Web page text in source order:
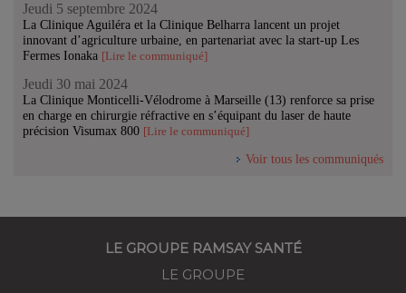
Jeudi 5 septembre 2024
La Clinique Aguiléra et la Clinique Belharra lancent un projet
innovant d’agriculture urbaine, en partenariat avec la start-up Les
Fermes Ionaka [Lire le communiqué]
Jeudi 30 mai 2024
La Clinique Monticelli-Vélodrome à Marseille (13) renforce sa prise
en charge en chirurgie réfractive en s’équipant du laser de haute
précision Visumax 800 [Lire le communiqué]
Voir tous les communiqués
LE GROUPE RAMSAY SANTÉ
LE GROUPE